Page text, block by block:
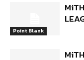
Point Blank